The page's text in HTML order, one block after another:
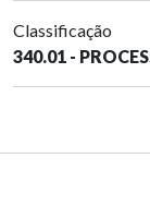
Classificação
340.01 -